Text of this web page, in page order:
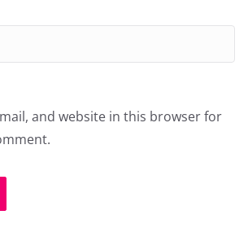
and website in this browser for